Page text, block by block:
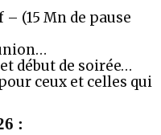
(15 Mn de pause
début de soirée…
ceux et celles qui
: